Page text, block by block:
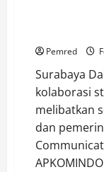
Pemred
Surabaya
kolaborasi
melibatkan
dan